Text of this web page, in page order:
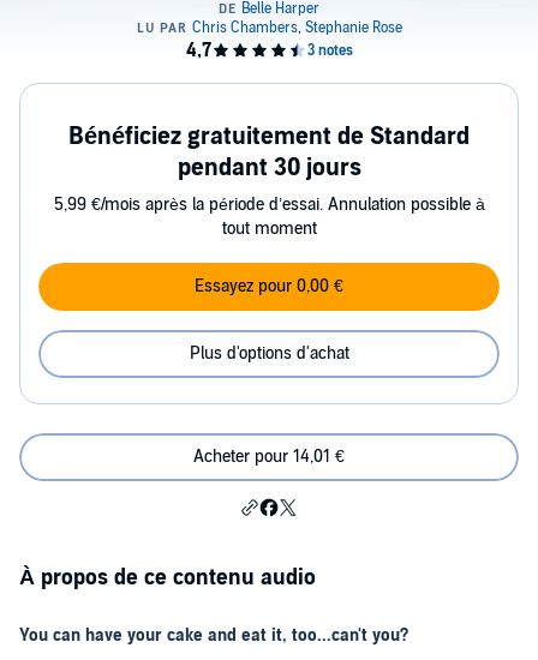
Bénéficiez gratuitement de Standard
pendant 30 jours
5,99 €/mois après la période d’essai. Annulation possible à
tout moment
Essayez pour 0,00 €
Plus d'options d'achat
Acheter pour 14,01 €
À propos de ce contenu audio
You can have your cake and eat it, too...can't you?